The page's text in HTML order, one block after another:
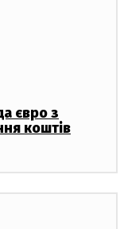
євро з
коштів